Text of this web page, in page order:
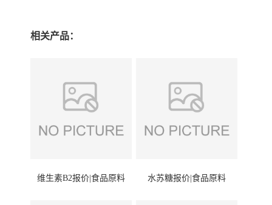
相关产品：
维生素B2报价|食品原料 水苏糖报价|食品原料